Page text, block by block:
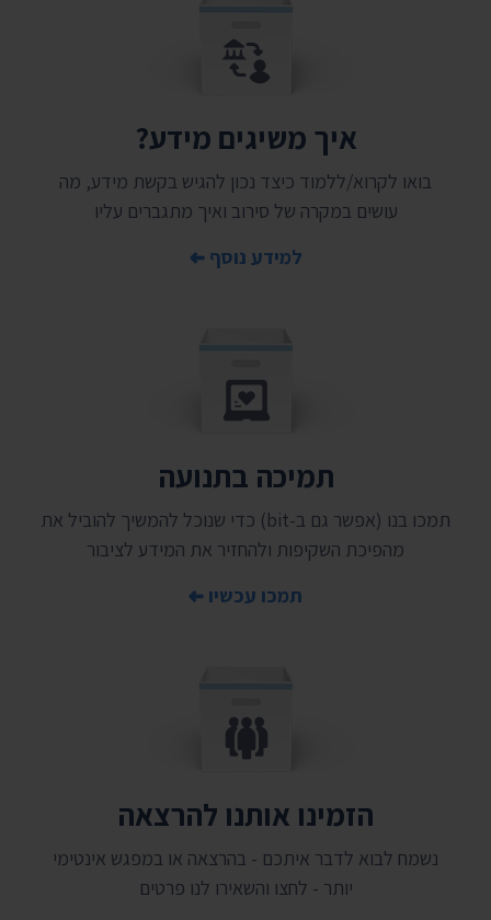
איך משיגים מידע?
בואו לקרוא/ללמוד כיצד נכון להגיש בקשת מידע, מה
עושים במקרה של סירוב ואיך מתגברים עליו
למידע נוסף
תמיכה בתנועה
תמכו בנו (אפשר גם ב-bit) כדי שנוכל להמשיך להוביל את
מהפיכת השקיפות ולהחזיר את המידע לציבור
תמכו עכשיו
הזמינו אותנו להרצאה
נשמח לבוא לדבר איתכם - בהרצאה או במפגש אינטימי
יותר - לחצו והשאירו לנו פרטים